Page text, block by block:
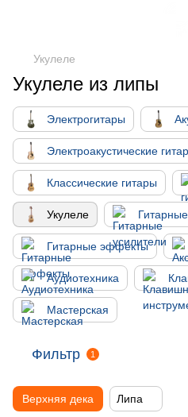
Укулеле
Укулеле из липы
Электрогитары
Электроакустические
Классические гитары
Укулеле
Гитарные эффекты
Аудиотехника
Мастерская
Фильтр 1
Верхняя дека Липа